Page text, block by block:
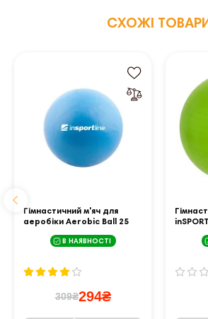
СХОЖІ ТОВАРИ
Гімнастичний м'яч для
аеробіки Aerobic Ball 25
cm блакитний
В НАЯВНОСТІ
309₴294₴